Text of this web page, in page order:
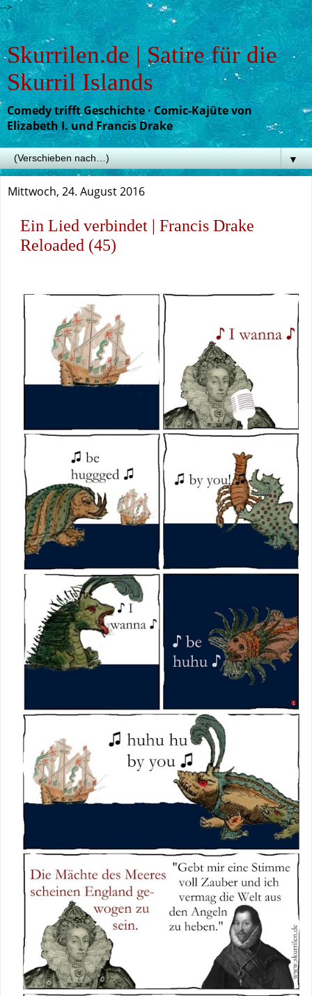
-->
Skurrilen.de | Satire für die
Skurril Islands
Comedy trifft Geschichte · Comic-Kajüte von
Elizabeth I. und Francis Drake
▼
Mittwoch, 24. August 2016
Ein Lied verbindet | Francis Drake
Reloaded (45)